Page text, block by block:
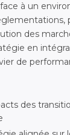
à un
des
en
de
des